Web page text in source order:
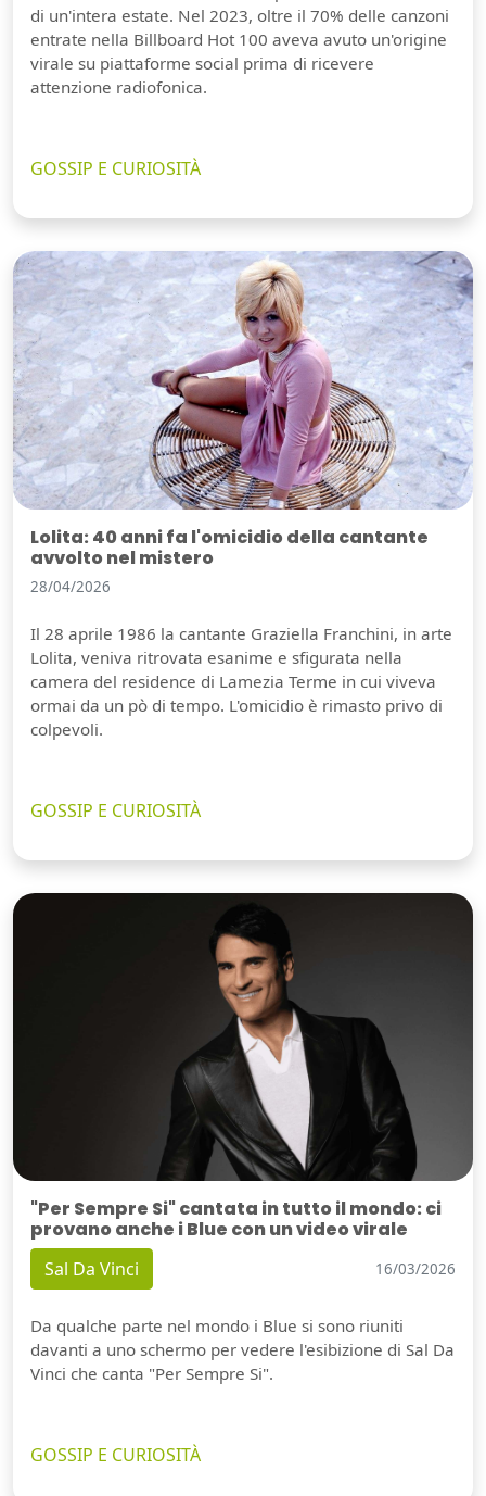
di un'intera estate. Nel 2023, oltre il 70% delle canzoni
entrate nella Billboard Hot 100 aveva avuto un'origine
virale su piattaforme social prima di ricevere
attenzione radiofonica.
GOSSIP E CURIOSITÀ
Lolita: 40 anni fa l'omicidio della cantante
avvolto nel mistero
28/04/2026
Il 28 aprile 1986 la cantante Graziella Franchini, in arte
Lolita, veniva ritrovata esanime e sfigurata nella
camera del residence di Lamezia Terme in cui viveva
ormai da un pò di tempo. L'omicidio è rimasto privo di
colpevoli.
GOSSIP E CURIOSITÀ
"Per Sempre Si" cantata in tutto il mondo: ci
provano anche i Blue con un video virale
Sal Da Vinci 16/03/2026
Da qualche parte nel mondo i Blue si sono riuniti
davanti a uno schermo per vedere l'esibizione di Sal Da
Vinci che canta "Per Sempre Si".
GOSSIP E CURIOSITÀ